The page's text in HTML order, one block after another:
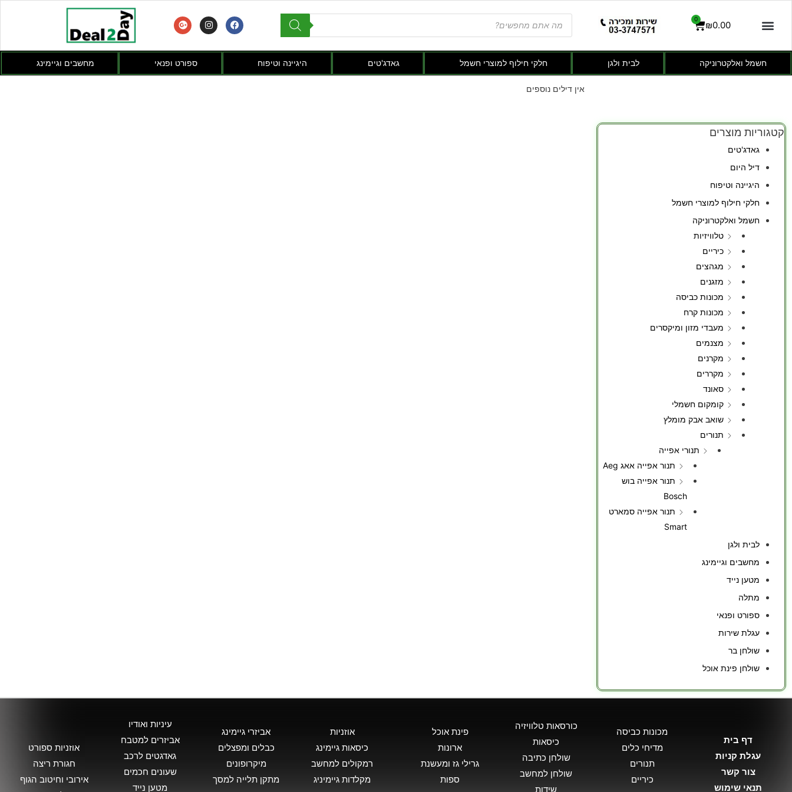
₪0.00
0
חשמל ואלקטרוניקה לבית ולגן חלקי חילוף למוצרי חשמל גאדג'טים היגיינה וטיפוח ספורט ופנאי מחשבים וגיימינג
קטגוריות מוצרים
גאדג'טים
דיל היום
היגיינה וטיפוח
חלקי חילוף למוצרי חשמל
חשמל ואלקטרוניקה
טלוויזיות
כיריים
מגהצים
מזגנים
מכונות כביסה
מכונות קרח
מעבדי מזון ומיקסרים
מצנמים
מקרנים
מקררים
סאונד
קומקום חשמלי
שואב אבק מומלץ
תנורים
תנורי אפייה
תנור אפייה אאג Aeg
תנור אפייה בוש
Bosch
תנור אפייה סמארט
Smart
לבית ולגן
מחשבים וגיימינג
מטען נייד
מתלה
ספורט ופנאי
עגלת שירות
שולחן בר
שולחן פינת אוכל
אין דילים נוספים
דף בית
עגלת קניות
צור קשר
תנאי שימוש
מכונות כביסה
מדיחי כלים
תנורים
כיריים
כורסאות טלוויזיה
כיסאות
שולחן כתיבה
שולחן למחשב
שידות
פינת אוכל
ארונות
גרילי גז ומעשנת
ספות
אוזניות
כיסאות גיימינג
רמקולים למחשב
מקלדות גיימיניג
אביזרי גיימינג
כבלים ומפצלים
מיקרופונים
מתקן תלייה למסך
עיניות ואודיו
אביזרים למטבח
גאדגטים לרכב
שעונים חכמים
מטען נייד
אוזניות ספורט
חגורת ריצה
אירובי וחיטוב הגוף